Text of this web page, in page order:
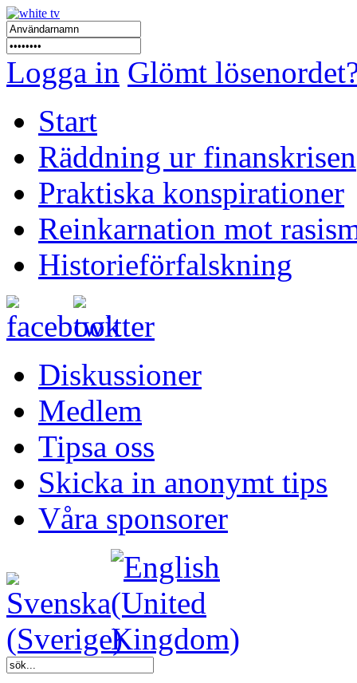
Logga in Glömt
Start
Räddning ur finanskrisen
Praktiska konspirationer
Reinkarnation mot
Historieförfalskning
Diskussioner
Medlem
Tipsa oss
Skicka in anonymt tips
Våra sponsorer